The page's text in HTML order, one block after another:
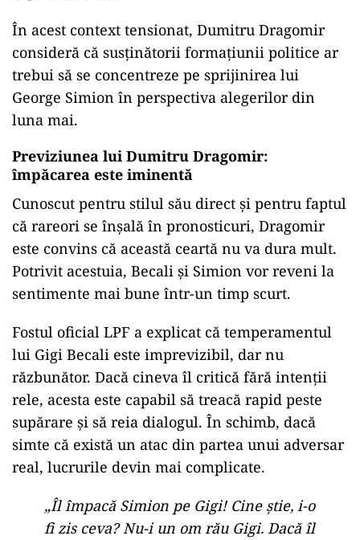
În acest context tensionat, Dumitru Dragomir
consideră că susținătorii formațiunii politice ar
trebui să se concentreze pe sprijinirea lui
George Simion în perspectiva alegerilor din
luna mai.
Previziunea lui Dumitru Dragomir:
împăcarea este iminentă
Cunoscut pentru stilul său direct și pentru faptul
că rareori se înșală în pronosticuri, Dragomir
este convins că această ceartă nu va dura mult.
Potrivit acestuia, Becali și Simion vor reveni la
sentimente mai bune într-un timp scurt.
Fostul oficial LPF a explicat că temperamentul
lui Gigi Becali este imprevizibil, dar nu
răzbunător. Dacă cineva îl critică fără intenții
rele, acesta este capabil să treacă rapid peste
supărare și să reia dialogul. În schimb, dacă
simte că există un atac din partea unui adversar
real, lucrurile devin mai complicate.
„Îl împacă Simion pe Gigi! Cine știe, i-o
fi zis ceva? Nu-i un om rău Gigi. Dacă îl